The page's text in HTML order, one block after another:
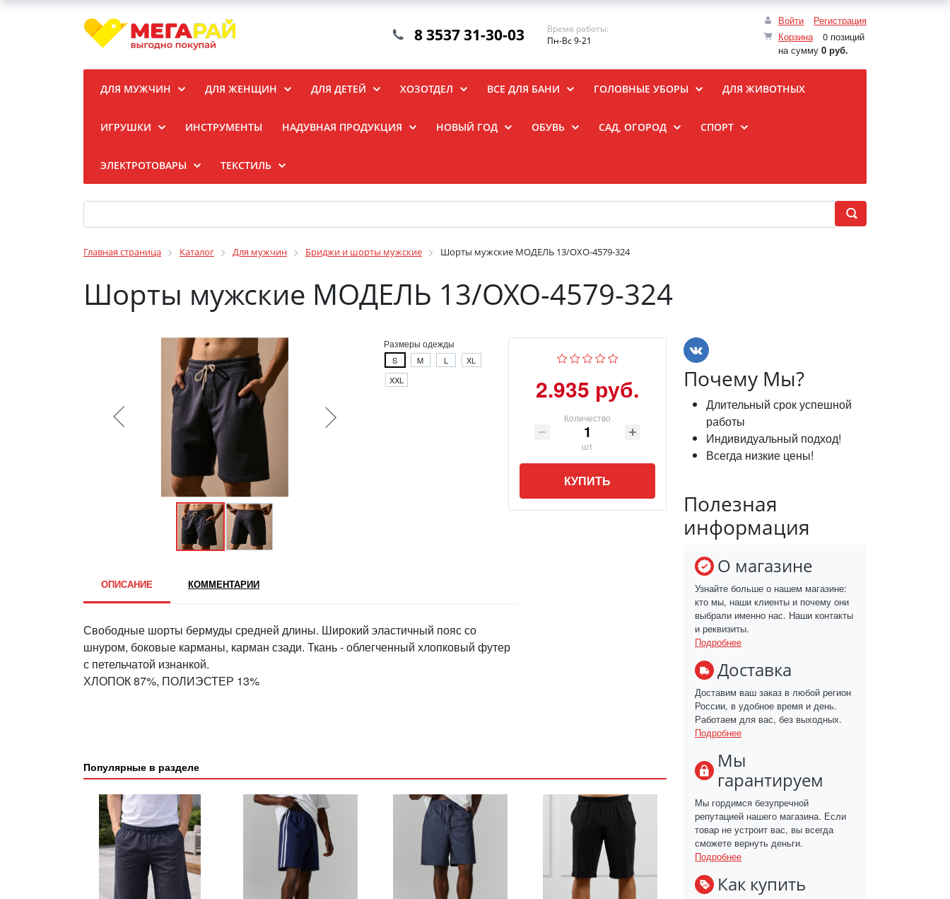
Войти
Регистрация
Корзина
0 позиций
на сумму 0 руб.
8 3537 31-30-03
Время работы:
Пн-Вс 9-21
ДЛЯ МУЖЧИН ДЛЯ ЖЕНЩИН ДЛЯ ДЕТЕЙ ХОЗОТДЕЛ ВСЕ ДЛЯ БАНИ ГОЛОВНЫЕ УБОРЫ ДЛЯ ЖИВОТНЫХ
ИГРУШКИ ИНСТРУМЕНТЫ НАДУВНАЯ ПРОДУКЦИЯ НОВЫЙ ГОД ОБУВЬ САД, ОГОРОД СПОРТ
ЭЛЕКТРОТОВАРЫ ТЕКСТИЛЬ
Главная страница Каталог Для мужчин Бриджи и шорты мужские Шорты мужские МОДЕЛЬ 13/OXO-4579-324
Шорты мужские МОДЕЛЬ 13/OXO-4579-324
Размеры одежды
S M L
XL
XXL
2.935 руб.
Количество
шт
КУПИТЬ
ОПИСАНИЕ КОММЕНТАРИИ
Свободные шорты бермуды средней длины. Широкий эластичный пояс со
шнуром, боковые карманы, карман сзади. Ткань - облегченный хлопковый футер
с петельчатой изнанкой.
ХЛОПОК 87%, ПОЛИЭСТЕР 13%
Популярные в разделе
Почему Мы?
Длительный срок успешной
работы
Индивидуальный подход!
Всегда низкие цены!
Полезная
информация
О магазине
Узнайте больше о нашем магазине:
кто мы, наши клиенты и почему они
выбрали именно нас. Наши контакты
и реквизиты.
Подробнее
Доставка
Доставим ваш заказ в любой регион
России, в удобное время и день.
Работаем для вас, без выходных.
Подробнее
Мы
гарантируем
Мы гордимся безупречной
репутацией нашего магазина. Если
товар не устроит вас, вы всегда
сможете вернуть деньги.
Подробнее
Как купить